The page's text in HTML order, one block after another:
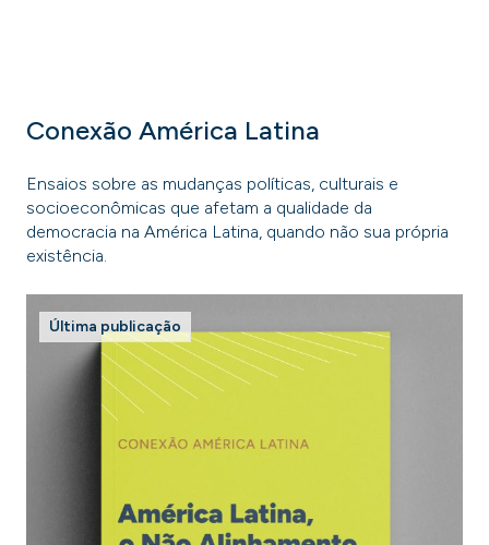
Conexão América Latina
Ensaios sobre as mudanças políticas, culturais e
socioeconômicas que afetam a qualidade da
democracia na América Latina, quando não sua própria
existência.
Última publicação